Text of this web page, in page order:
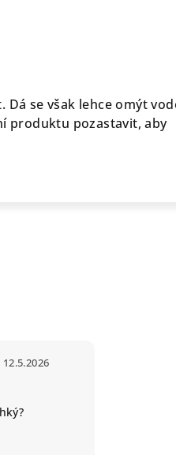
se však lehce omýt
produktu pozastavit, aby
12.5.2026